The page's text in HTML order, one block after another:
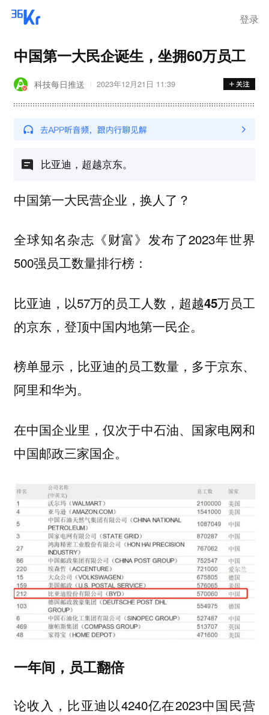
登录
中国第一大民企诞生，坐拥60万员工
科技每日推送 2023年12月21日 11:39
比亚迪，超越京东。
中国第一大民营企业，换人了？
全球知名杂志《财富》发布了2023年世界
500强员工数量排行榜：
比亚迪，以57万的员工人数， 超越45万员工
的京东，登顶中国内地第一民企。
榜单显示，比亚迪的员工数量，多于京东、
阿里和华为。
在中国企业里，仅次于中石油、国家电网和
中国邮政三家国企。
一年间，员工翻倍
论收入，比亚迪以4240亿在2023中国民营